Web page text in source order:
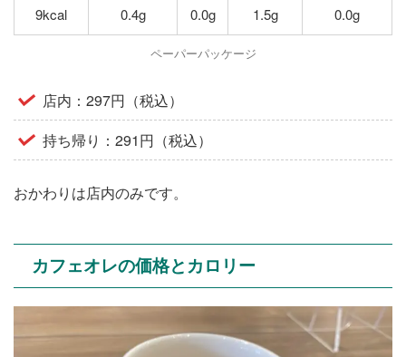
9kcal
0.4g 0.0g 1.5g 0.0g
ペーパーパッケージ
店内：297円（税込）
持ち帰り：291円（税込）
おかわりは店内のみです。
カフェオレの価格とカロリー